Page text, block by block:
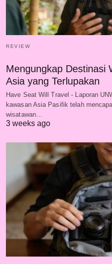
REVIEW
Mengungkap Destinasi
Asia yang Terlupakan
Have Seat Will Travel - Laporan
kawasan Asia Pasifik telah
wisatawan…
3 weeks ago